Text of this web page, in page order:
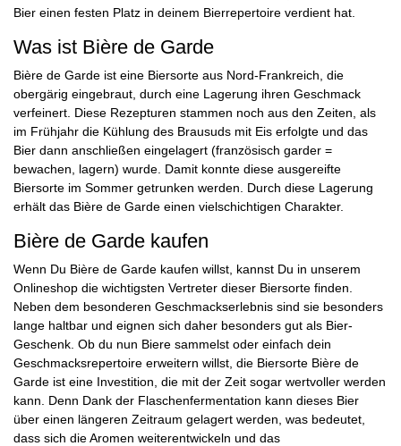
Bier einen festen Platz in deinem Bierrepertoire verdient hat.
Was ist Bière de Garde
Bière de Garde ist eine Biersorte aus Nord-Frankreich, die
obergärig eingebraut, durch eine Lagerung ihren Geschmack
verfeinert. Diese Rezepturen stammen noch aus den Zeiten, als
im Frühjahr die Kühlung des Brausuds mit Eis erfolgte und das
Bier dann anschließen eingelagert (französisch garder =
bewachen, lagern) wurde. Damit konnte diese ausgereifte
Biersorte im Sommer getrunken werden. Durch diese Lagerung
erhält das Bière de Garde einen vielschichtigen Charakter.
Bière de Garde kaufen
Wenn Du Bière de Garde kaufen willst, kannst Du in unserem
Onlineshop die wichtigsten Vertreter dieser Biersorte finden.
Neben dem besonderen Geschmackserlebnis sind sie besonders
lange haltbar und eignen sich daher besonders gut als Bier-
Geschenk. Ob du nun Biere sammelst oder einfach dein
Geschmacksrepertoire erweitern willst, die Biersorte Bière de
Garde ist eine Investition, die mit der Zeit sogar wertvoller werden
kann. Denn Dank der Flaschenfermentation kann dieses Bier
über einen längeren Zeitraum gelagert werden, was bedeutet,
dass sich die Aromen weiterentwickeln und das